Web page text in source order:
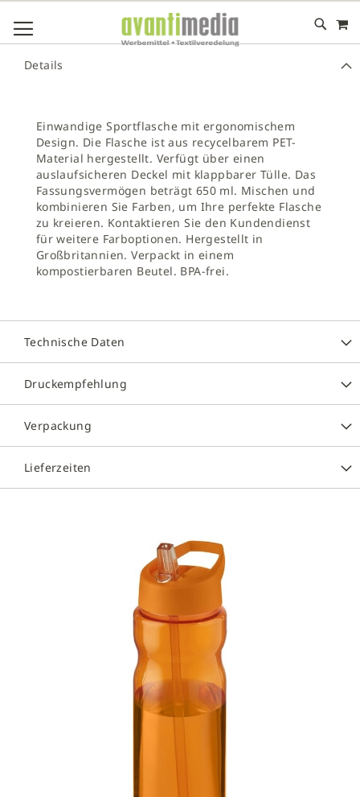
DIREKT
ZUM
# DRÜCKEN SIE DIE EINGABETASTE, UM DIE SUCHE ZU
Ende
der
Bildergalerie
springen
Details
Einwandige Sportflasche mit ergonomischem
Design. Die Flasche ist aus recycelbarem PET-
Material hergestellt. Verfügt über einen
auslaufsicheren Deckel mit klappbarer Tülle. Das
Fassungsvermögen beträgt 650 ml. Mischen und
kombinieren Sie Farben, um Ihre perfekte Flasche
zu kreieren. Kontaktieren Sie den Kundendienst
für weitere Farboptionen. Hergestellt in
Großbritannien. Verpackt in einem
kompostierbaren Beutel. BPA-frei.
Technische Daten
Druckempfehlung
Verpackung
Lieferzeiten